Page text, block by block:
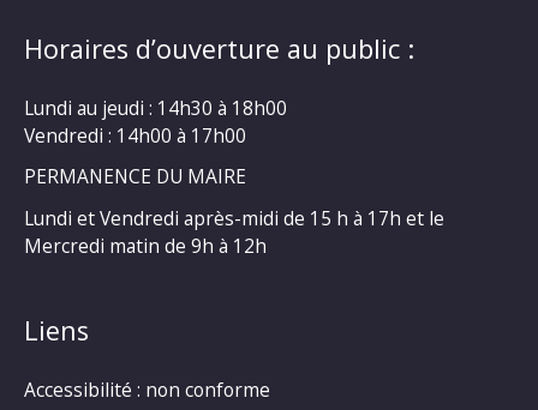
Horaires d’ouverture au public :
Lundi au jeudi : 14h30 à 18h00
Vendredi : 14h00 à 17h00
PERMANENCE DU MAIRE
Lundi et Vendredi après-midi de 15 h à 17h et le
Mercredi matin de 9h à 12h
Liens
Accessibilité : non conforme